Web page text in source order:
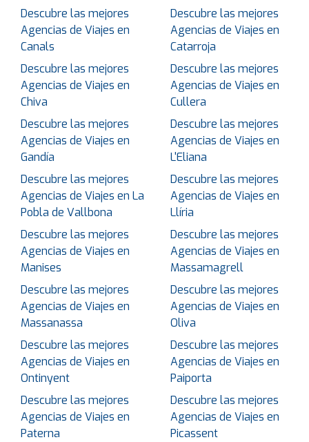
Descubre las mejores
Agencias de Viajes en
Canals
Descubre las mejores
Agencias de Viajes en
Catarroja
Descubre las mejores
Agencias de Viajes en
Chiva
Descubre las mejores
Agencias de Viajes en
Cullera
Descubre las mejores
Agencias de Viajes en
Gandía
Descubre las mejores
Agencias de Viajes en
L'Eliana
Descubre las mejores
Agencias de Viajes en La
Pobla de Vallbona
Descubre las mejores
Agencias de Viajes en
Llíria
Descubre las mejores
Agencias de Viajes en
Manises
Descubre las mejores
Agencias de Viajes en
Massamagrell
Descubre las mejores
Agencias de Viajes en
Massanassa
Descubre las mejores
Agencias de Viajes en
Oliva
Descubre las mejores
Agencias de Viajes en
Ontinyent
Descubre las mejores
Agencias de Viajes en
Paiporta
Descubre las mejores
Agencias de Viajes en
Paterna
Descubre las mejores
Agencias de Viajes en
Picassent